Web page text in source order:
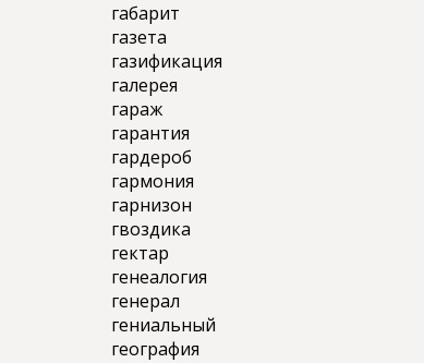
габарит
газета
газификация
галерея
гараж
гарантия
гардероб
гармония
гарнизон
гвоздика
гектар
генеалогия
генерал
гениальный
география